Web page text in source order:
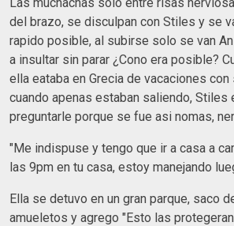
del brazo, se disculpan con Stiles y se
rapido posible, al subirse solo se van
a insultar sin parar ¿Cono era posible?
ella eataba en Grecia de vacaciones
cuando apenas estaban saliendo, Stiles
preguntarle porque se fue asi nomas,
"Me indispuse y tengo que ir a casa a
las 9pm en tu casa, estoy manejando
Ella se detuvo en un gran parque, saco
amueletos y agrego "Esto las